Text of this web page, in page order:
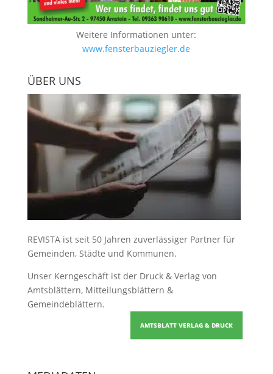
Weitere Informationen unter:
www.fensterbauziegler.de
ÜBER UNS
REVISTA ist seit 50 Jahren zuverlässiger Partner für
Gemeinden, Städte und Kommunen.
Unser Kerngeschäft ist der Druck & Verlag von
Amtsblättern, Mitteilungsblättern &
Gemeindeblättern.
AMTSBLATT VERLAG & DRUCK